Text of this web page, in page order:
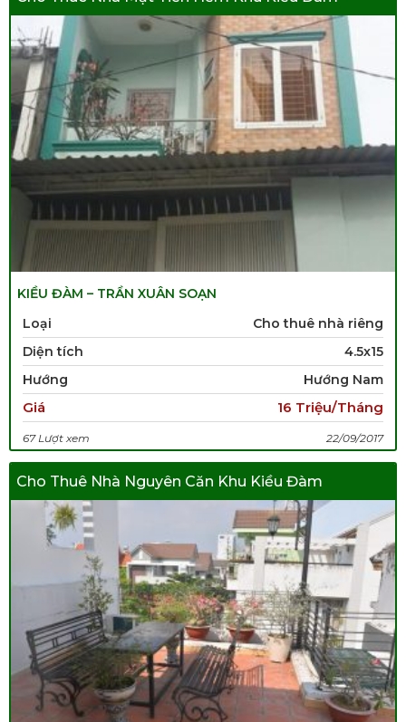
KIỀU ĐÀM – TRẦN XUÂN SOẠN
Loại
Cho thuê nhà riêng
Diện tích
4.5x15
Hướng
Hướng Nam
Giá 16 Triệu/Tháng
67 Lượt xem 22/09/2017
Cho Thuê Nhà Nguyên Căn Khu Kiều Đàm